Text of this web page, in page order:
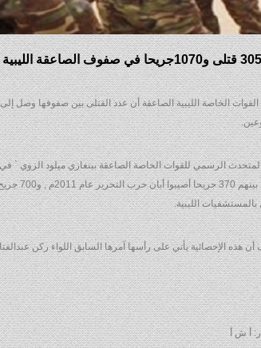
الرسمي للقوات الخاصة الصاعقة ببنغازي ميلود الزوي
1070,
بالمستشفيات الليبية.
هذه الإحصائية يأتي على رأسها آمرها السابق اللواء ركن
أ ش أ